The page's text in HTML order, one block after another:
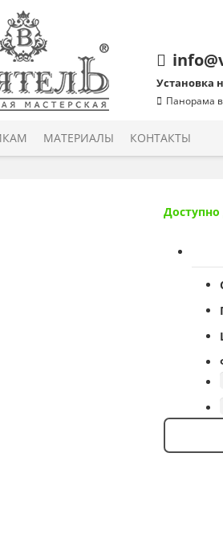
Установка
Панорама
МАТЕРИАЛЫ КОНТАКТЫ
Доступно